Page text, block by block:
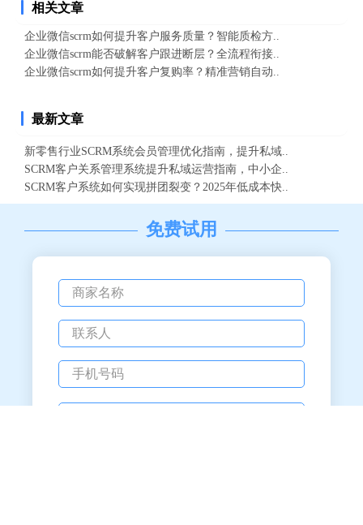
相关文章
企业微信scrm如何提升客户服务质量？智能质检方..
企业微信scrm能否破解客户跟进断层？全流程衔接..
企业微信scrm如何提升客户复购率？精准营销自动..
最新文章
新零售行业SCRM系统会员管理优化指南，提升私域..
SCRM客户关系管理系统提升私域运营指南，中小企..
SCRM客户系统如何实现拼团裂变？2025年低成本快..
免费试用